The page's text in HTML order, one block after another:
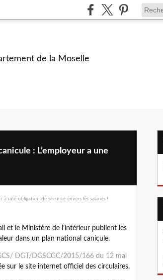
de la Moselle
: L’employeur a une
et le Ministère de l’intérieur publient les
dans un plan national canicule.
DGT/DGSCGC/2015/166 du 12 mai
sur le site internet officiel des circulaires.